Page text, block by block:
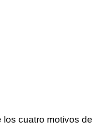
los cuatro motivos de